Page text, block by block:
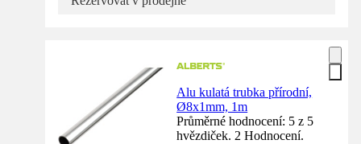
Alu kulatá trubka přírodní,
Ø8x1mm, 1m
Průměrné hodnocení: 5 z 5
hvězdiček. 2 Hodnocení.